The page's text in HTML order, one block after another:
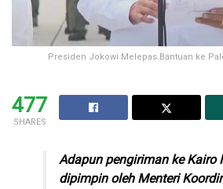
Presiden Jokowi Melepas Bantuan ke
477
SHARES
Adapun pengiriman ke Kairo
dipimpin oleh Menteri